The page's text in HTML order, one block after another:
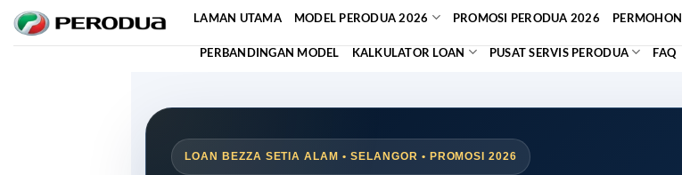
Skip
LAMAN UTAMA MODEL PERODUA 2026 PROMOSI PERODUA 2026
PERBANDINGAN MODEL KALKULATOR LOAN PUSAT SERVIS PERODUA FAQ
LOAN BEZZA SETIA ALAM • SELANGOR • PROMOSI 2026